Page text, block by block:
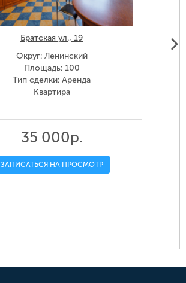
Братская ул., 19
Округ: Ленинский
Площадь: 100
Тип сделки: Аренда
Квартира
35 000р.
ЗАПИСАТЬСЯ НА ПРОСМОТР